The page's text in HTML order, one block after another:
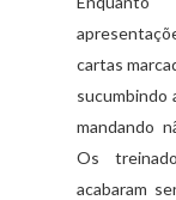
cartas
sucumbindo
mandando
Os
acabaram